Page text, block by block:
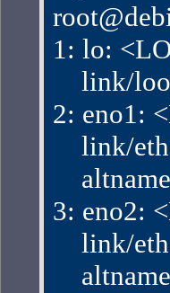
1: lo:
link/
2: eno1:
link/
3: eno2:
link/